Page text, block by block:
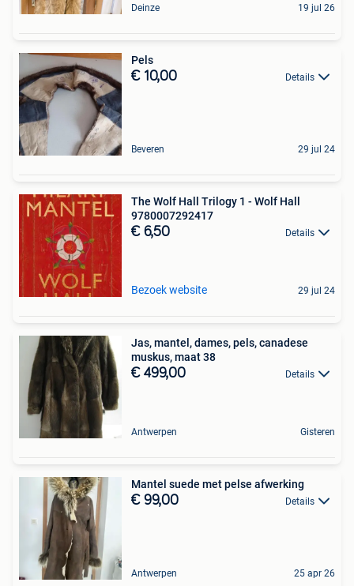
Deinze 19 jul 26
Pels
€ 10,00 Details
Beveren 29 jul 24
The Wolf Hall Trilogy 1 - Wolf Hall
9780007292417
€ 6,50 Details
Bezoek website 29 jul 24
Jas, mantel, dames, pels, canadese
muskus, maat 38
€ 499,00 Details
Antwerpen Gisteren
Mantel suede met pelse afwerking
€ 99,00 Details
Antwerpen 25 apr 26